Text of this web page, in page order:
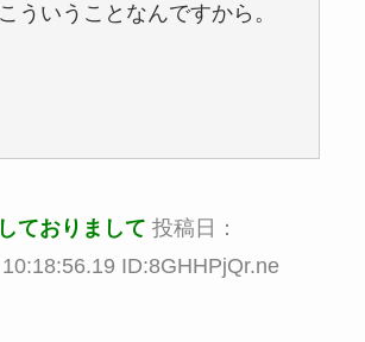
ういうことなんですから。
ておりまして 投稿日：
ID:8GHHPjQr.ne